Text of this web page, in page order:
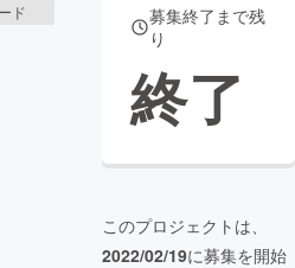
ド
募集終了まで残
り
終了
このプロジェクトは、
2022/02/19に募集を開始